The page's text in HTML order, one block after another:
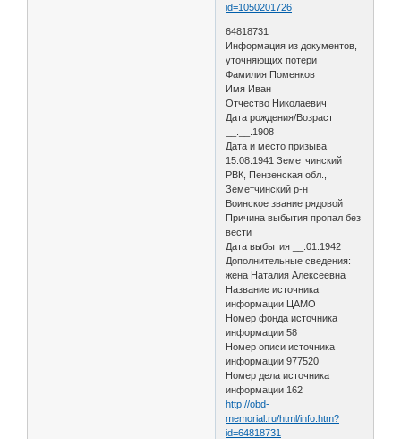
id=1050201726
64818731
Информация из документов,
уточняющих потери
Фамилия Поменков
Имя Иван
Отчество Николаевич
Дата рождения/Возраст
__.__.1908
Дата и место призыва
15.08.1941 Земетчинский
РВК, Пензенская обл.,
Земетчинский р-н
Воинское звание рядовой
Причина выбытия пропал без
вести
Дата выбытия __.01.1942
Дополнительные сведения:
жена Наталия Алексеевна
Название источника
информации ЦАМО
Номер фонда источника
информации 58
Номер описи источника
информации 977520
Номер дела источника
информации 162
http://obd-
memorial.ru/html/info.htm?
id=64818731